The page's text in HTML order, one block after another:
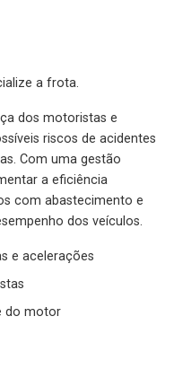
a frota.
dos motoristas e
riscos de acidentes
Com uma gestão
a eficiência
com abastecimento e
dos veículos.
e acelerações
do motor